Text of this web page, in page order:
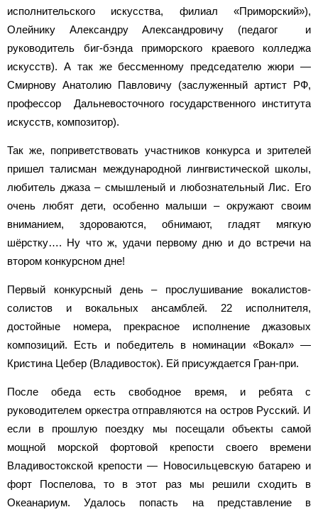
исполнительского искусства, филиал «Приморский»),
Олейнику Александру Александровичу (педагог и
руководитель биг-бэнда приморского краевого колледжа
искусств). А так же бессменному председателю жюри —
Смирнову Анатолию Павловичу (заслуженный артист РФ,
профессор Дальневосточного государственного института
искусств, композитор).
Так же, поприветствовать участников конкурса и зрителей
пришел талисман международной лингвистической школы,
любитель джаза – смышленый и любознательный Лис. Его
очень любят дети, особенно малыши – окружают своим
вниманием, здороваются, обнимают, гладят мягкую
шёрстку…. Ну что ж, удачи первому дню и до встречи на
втором конкурсном дне!
Первый конкурсный день – прослушивание вокалистов-
солистов и вокальных ансамблей. 22 исполнителя,
достойные номера, прекрасное исполнение джазовых
композиций. Есть и победитель в номинации «Вокал» —
Кристина Цебер (Владивосток). Ей присуждается Гран-при.
После обеда есть свободное время, и ребята с
руководителем оркестра отправляются на остров Русский. И
если в прошлую поездку мы посещали объекты самой
мощной морской фортовой крепости своего времени
Владивостокской крепости — Новосильцевскую батарею и
форт Поспелова, то в этот раз мы решили сходить в
Океанариум. Удалось попасть на представление в